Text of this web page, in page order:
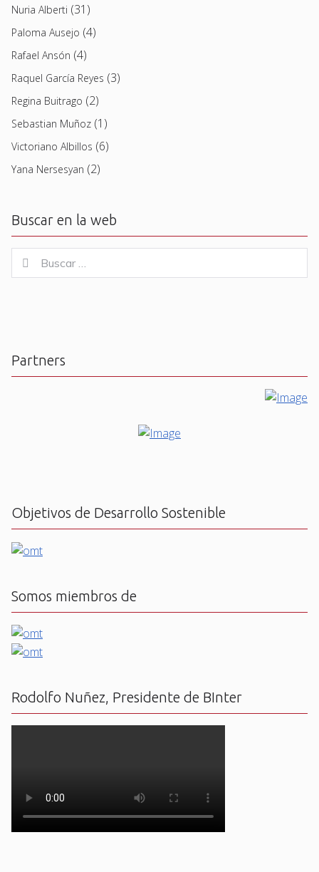
Nuria Alberti (31)
Paloma Ausejo (4)
Rafael Ansón (4)
Raquel García Reyes (3)
Regina Buitrago (2)
Sebastian Muñoz (1)
Victoriano Albillos (6)
Yana Nersesyan (2)
Buscar en la web
for:
Buscar
Partners
Objetivos de Desarrollo Sostenible
Somos miembros de
Rodolfo Nuñez, Presidente de BInter